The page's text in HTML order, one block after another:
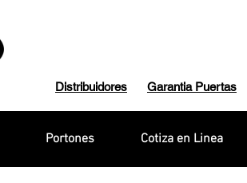
Garantia Puertas
Distribuidores
Portones Cotiza en Linea